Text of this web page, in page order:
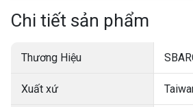
Chi tiết sản phẩm
Thương Hiệu
Xuất xứ